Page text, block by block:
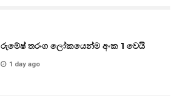
රුමේෂ් තරංග ලෝකයෙන්ම අංක 1 වෙයි
1 day ago